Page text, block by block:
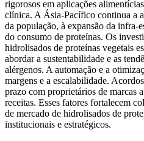
rigorosos em aplicações
clínica. A Ásia-Pacífico continua a
da população, à expansão da infra-
do consumo de proteínas. Os
hidrolisados ​​de proteínas vegetais
abordar a sustentabilidade e as
alérgenos. A automação e a
margens e a escalabilidade.
prazo com proprietários de marcas
receitas. Esses fatores fortalecem
de mercado de hidrolisados ​​de
institucionais e estratégicos.